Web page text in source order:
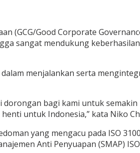
(GCG/Good Corporate
sangat mendukung
menjalankan serta
bagi kami untuk
untuk Indonesia,” kata Niko
yang mengacu pada ISO
Anti Penyuapan (SMAP)